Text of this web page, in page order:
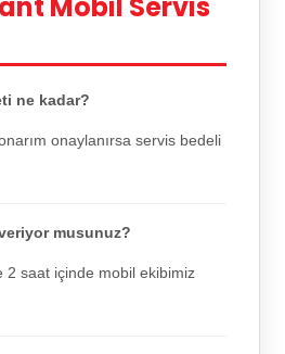
Mobil Servis
ne kadar?
onaylanırsa servis bedeli
musunuz?
2 saat içinde mobil ekibimiz